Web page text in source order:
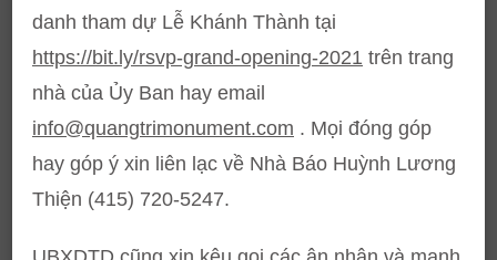
danh tham dự Lễ Khánh Thành tại
https://bit.ly/rsvp-grand-opening-2021 trên trang
nhà của Ủy Ban hay email
info@quangtrimonument.com . Mọi đóng góp
hay góp ý xin liên lạc về Nhà Báo Huỳnh Lương
Thiện (415) 720-5247.